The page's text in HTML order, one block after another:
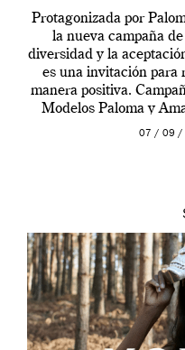
Protagonizada por
la nueva campaña
diversidad y la
es una invitación para
manera positiva.
Modelos Paloma y
outfit, cada07 / 09